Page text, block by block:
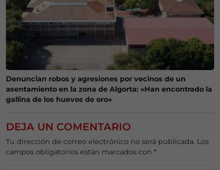
Denuncian robos y agresiones por vecinos de un
asentamiento en la zona de Algorta: «Han encontrado la
gallina de los huevos de oro»
DEJA UN COMENTARIO
Tu dirección de correo electrónico no será publicada. Los
campos obligatorios están marcados con *